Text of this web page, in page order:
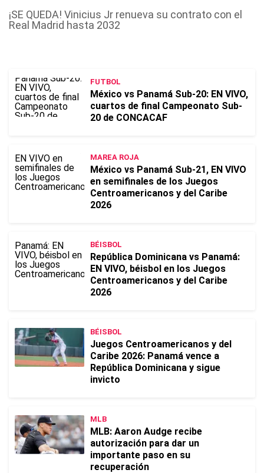
¡SE QUEDA! Vinicius Jr renueva su contrato con el
Real Madrid hasta 2032
FUTBOL
México vs Panamá Sub-20: EN VIVO,
cuartos de final Campeonato Sub-
20 de CONCACAF
MAREA ROJA
México vs Panamá Sub-21, EN VIVO
en semifinales de los Juegos
Centroamericanos y del Caribe
2026
BÉISBOL
República Dominicana vs Panamá:
EN VIVO, béisbol en los Juegos
Centroamericanos y del Caribe
2026
BÉISBOL
Juegos Centroamericanos y del
Caribe 2026: Panamá vence a
República Dominicana y sigue
invicto
MLB
MLB: Aaron Audge recibe
autorización para dar un
importante paso en su
recuperación